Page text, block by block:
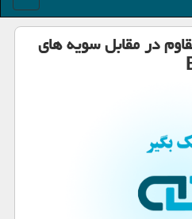
مقاوم در مقابل سویه های